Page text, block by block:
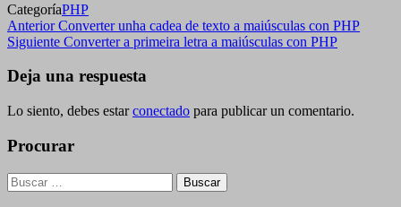
CategoríaPHP
Navegación
de
entradas
Entrada
anterior
Anterior Converter unha cadea de texto a maiúsculas con PHP
Siguiente
Siguiente Converter a primeira letra a maiúsculas con PHP
Deja una respuesta
Lo siento, debes estarconectado para publicar un comentario.
Procurar
Buscar: